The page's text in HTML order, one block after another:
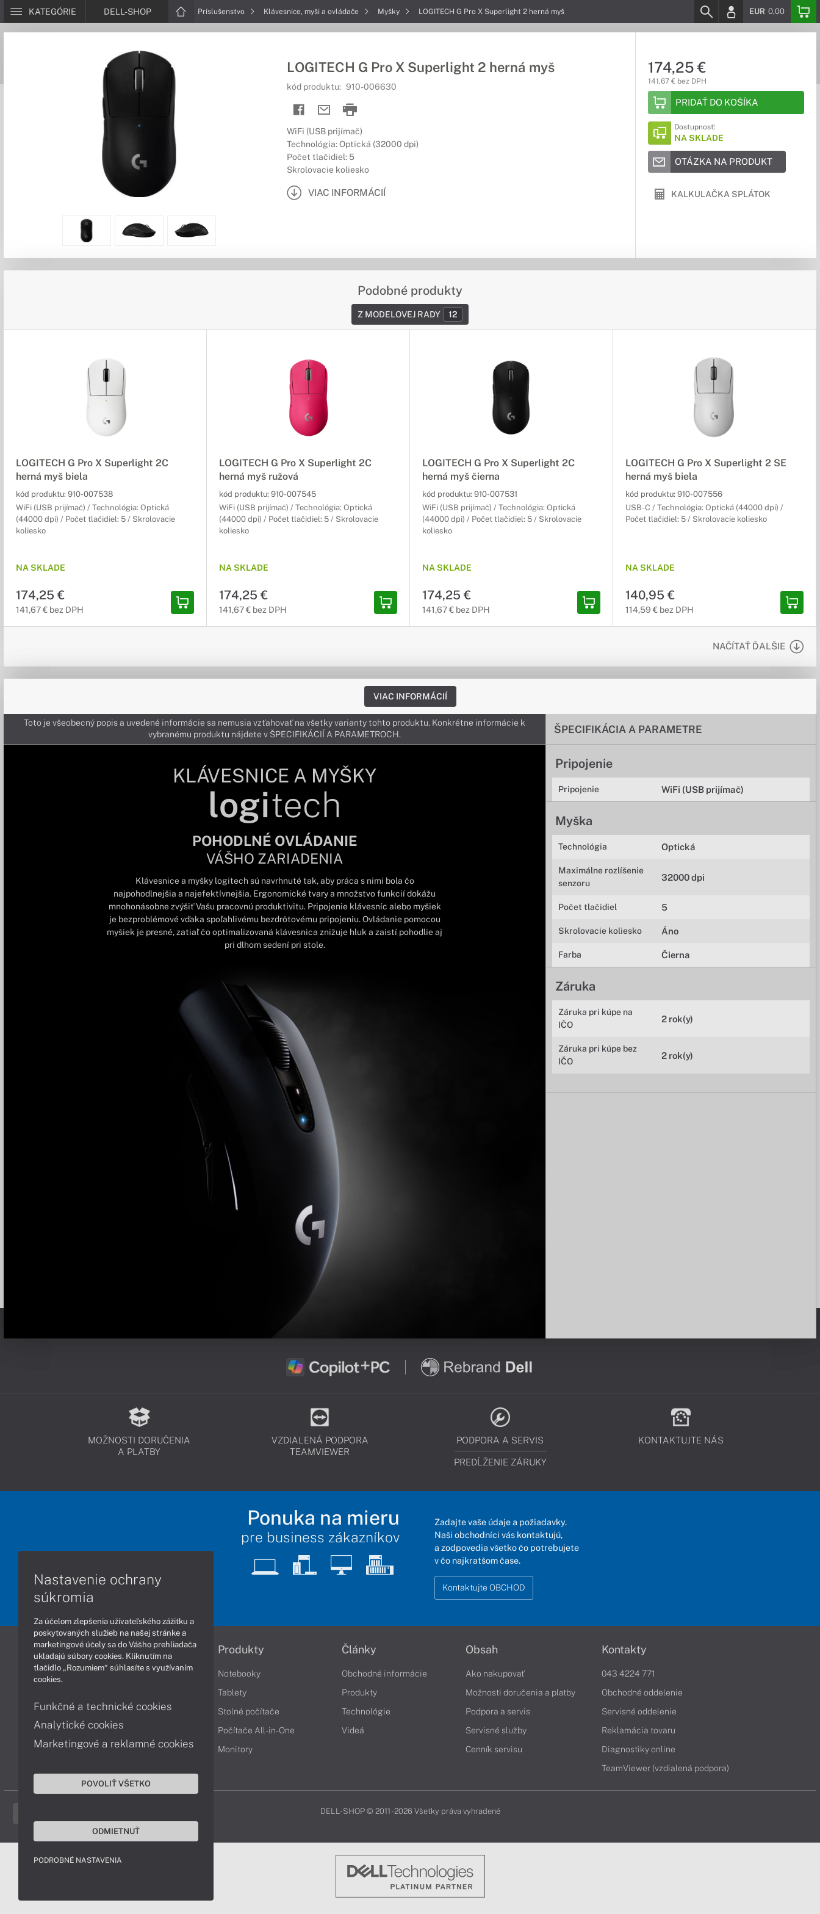
KATEGÓRIE DELL-SHOP Príslušenstvo Klávesnice, myši a ovládače Myšky LOGITECH G Pro X Superlight 2 herná myš EUR 0,00
LOGITECH G Pro X Superlight 2 herná myš
kód produktu: 910-006630
WiFi (USB prijímač)
Technológia: Optická (32000 dpi)
Počet tlačidiel: 5
Skrolovacie koliesko
VIAC INFORMÁCIÍ
174,25 €
141,67 € bez DPH
PRIDAŤ DO KOŠÍKA
Dostupnosť:
NA SKLADE
OTÁZKA NA PRODUKT
KALKULAČKA SPLÁTOK
Podobné produkty
Z MODELOVEJ RADY 12
LOGITECH G Pro X Superlight 2C
herná myš biela
kód produktu: 910-007538
WiFi (USB prijímač) / Technológia: Optická
(44000 dpi) / Počet tlačidiel: 5 / Skrolovacie
koliesko
NA SKLADE
174,25 €
141,67 € bez DPH
LOGITECH G Pro X Superlight 2C
herná myš ružová
kód produktu: 910-007545
WiFi (USB prijímač) / Technológia: Optická
(44000 dpi) / Počet tlačidiel: 5 / Skrolovacie
koliesko
NA SKLADE
174,25 €
141,67 € bez DPH
LOGITECH G Pro X Superlight 2C
herná myš čierna
kód produktu: 910-007531
WiFi (USB prijímač) / Technológia: Optická
(44000 dpi) / Počet tlačidiel: 5 / Skrolovacie
koliesko
NA SKLADE
174,25 €
141,67 € bez DPH
LOGITECH G Pro X Superlight 2 SE
herná myš biela
kód produktu: 910-007556
USB-C / Technológia: Optická (44000 dpi) /
Počet tlačidiel: 5 / Skrolovacie koliesko
NA SKLADE
140,95 €
114,59 € bez DPH
NAČÍTAŤ ĎALŠIE
VIAC INFORMÁCIÍ
ŠPECIFIKÁCIA A PARAMETRE
Pripojenie
Pripojenie WiFi (USB prijímač)
Myška
Technológia Optická
Maximálne rozlíšenie
senzoru
32000 dpi
Počet tlačidiel 5
Skrolovacie koliesko Áno
Farba Čierna
Záruka
Záruka pri kúpe na
IČO
2 rok(y)
Záruka pri kúpe bez
IČO
2 rok(y)
Toto je všeobecný popis a uvedené informácie sa nemusia vzťahovať na všetky varianty tohto produktu. Konkrétne informácie k
vybranému produktu nájdete v ŠPECIFIKÁCIÍ A PARAMETROCH.
KLÁVESNICE A MYŠKY
logitech
POHODLNÉ OVLÁDANIE
VÁŠHO ZARIADENIA
Klávesnice a myšky logitech sú navrhnuté tak, aby práca s nimi bola čo
najpohodlnejšia a najefektívnejšia. Ergonomické tvary a množstvo funkcií dokážu
mnohonásobne zvýšiť Vašu pracovnú produktivitu. Pripojenie klávesníc alebo myšiek
je bezproblémové vďaka spoľahlivému bezdrôtovému pripojeniu. Ovládanie pomocou
myšiek je presné, zatiaľ čo optimalizovaná klávesnica znižuje hluk a zaistí pohodlie aj
pri dlhom sedení pri stole.
MOŽNOSTI DORUČENIA
A PLATBY
VZDIALENÁ PODPORA
TEAMVIEWER
PODPORA A SERVIS
PREDĹŽENIE ZÁRUKY
KONTAKTUJTE NÁS
Ponuka na mieru
pre business zákazníkov
Zadajte vaše údaje a požiadavky.
Naši obchodníci vás kontaktujú,
a zodpovedia všetko čo potrebujete
v čo najkratšom čase.
Kontaktujte OBCHOD
Informácie
Obchodné podmienky
Ochrana osobných údajov
Vrátenie tovaru
Vyhlásenie o prístupnosti
Produkty
Notebooky
Tablety
Stolné počítače
Počítače All-in-One
Monitory
Články
Obchodné informácie
Produkty
Technológie
Videá
Obsah
Ako nakupovať
Možnosti doručenia a platby
Podpora a servis
Servisné služby
Cenník servisu
Kontakty
043 4224 771
Obchodné oddelenie
Servisné oddelenie
Reklamácia tovaru
Diagnostiky online
TeamViewer (vzdialená podpora)
DELL-SHOP © 2011 - 2026 Všetky práva vyhradené
Nastavenie ochrany
súkromia
Za účelom zlepšenia užívateľského zážitku a
poskytovaných služieb na našej stránke a
marketingové účely sa do Vášho prehliadača
ukladajú súbory cookies. Kliknutím na
tlačidlo „Rozumiem“ súhlasíte s využívaním
cookies.
Funkčné a technické cookies
Analytické cookies
Marketingové a reklamné cookies
POVOLIŤ VŠETKO
ODMIETNUŤ
PODROBNÉ NASTAVENIA